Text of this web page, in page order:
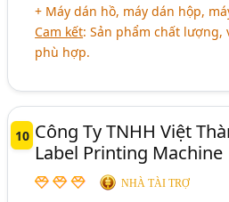
+ Máy dán hồ, máy dán hộp,
Cam kết: Sản phẩm chất lượng,
phù hợp.
10 Công Ty TNHH Việt
Label Printing Machine
NHÀ TÀI TRỢ